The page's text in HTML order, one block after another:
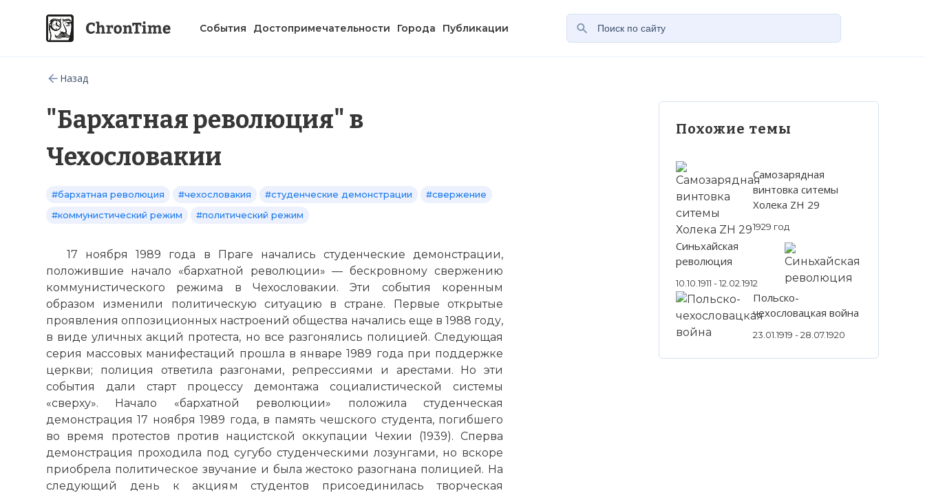
События Достопримечательности Города Публикации
Назад
"Бархатная революция" в
Чехословакии
#бархатная революция #чехословакия #студенческие демонстрации
#свержение
#коммунистический режим
#политический режим
17 ноября 1989 года в Праге начались студенческие демонстрации,
положившие начало «бархатной революции» — бескровному свержению
коммунистического режима в Чехословакии. Эти события коренным
образом изменили политическую ситуацию в стране. Первые открытые
проявления оппозиционных настроений общества начались еще в 1988 году,
в виде уличных акций протеста, но все разгонялись полицией. Следующая
серия массовых манифестаций прошла в январе 1989 года при поддержке
церкви; полиция ответила разгонами, репрессиями и арестами. Но эти
события дали старт процессу демонтажа социалистической системы
«сверху». Начало «бархатной революции» положила студенческая
демонстрация 17 ноября 1989 года, в память чешского студента, погибшего
во время протестов против нацистской оккупации Чехии (1939). Сперва
демонстрация проходила под сугубо студенческими лозунгами, но вскоре
приобрела политическое звучание и была жестоко разогнана полицией. На
следующий день к акциям студентов присоединилась творческая
Похожие темы
Самозарядная
винтовка ситемы
Холека ZH 29
1929 год
Синьхайская
революция
10.10.1911 - 12.02.1912
Польско-
чехословацкая война
23.01.1919 - 28.07.1920